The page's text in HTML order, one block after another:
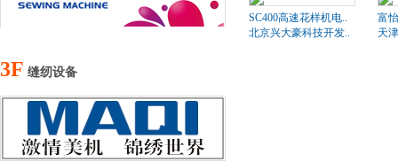
SC400高速花样机电..
北京兴大豪科技开发..
富
天
3F 缝纫设备